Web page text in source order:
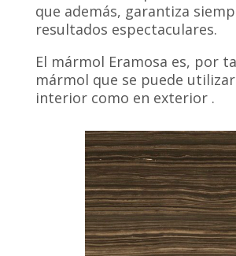
que además, garantiza
resultados espectaculares.
El mármol Eramosa es, por
mármol que se puede
interior como en exterior .